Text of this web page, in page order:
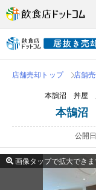
店舗売却トップ 店舗
本鵠沼 丼屋
本鵠沼
公開日
画像タップで拡大でき